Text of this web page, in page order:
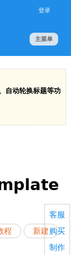
登录
主菜单
自动轮换标题等功
客服
购买
制作
程 新建